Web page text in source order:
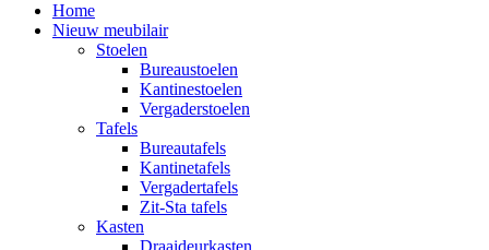
Home
Nieuw meubilair
Stoelen
Bureaustoelen
Kantinestoelen
Vergaderstoelen
Tafels
Bureautafels
Kantinetafels
Vergadertafels
Zit-Sta tafels
Kasten
Draaideurkasten